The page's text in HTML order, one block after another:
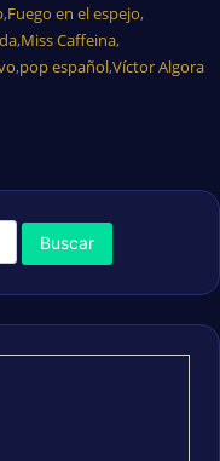
,Fuego en el espejo,
,Miss Caffeina,
,pop español,Víctor Algora